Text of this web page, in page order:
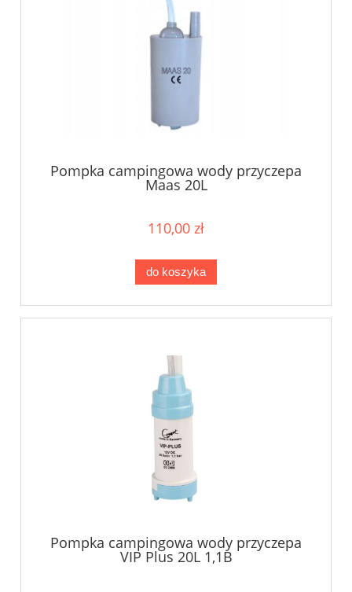
Pompka campingowa wody przyczepa
Maas 20L
110,00 zł
do koszyka
Pompka campingowa wody przyczepa
VIP Plus 20L 1,1B